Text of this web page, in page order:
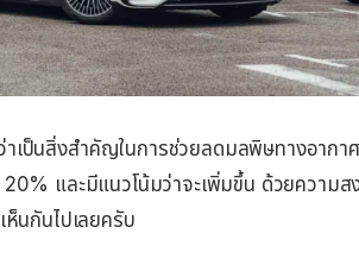
เป็นสิ่งสำคัญในการช่วยลดมลพิษทางอาก
และมีแนวโน้มว่าจะเพิ่มขึ้น ด้วยความส
ห็นกันไปเลยครับ